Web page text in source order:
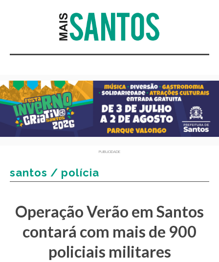
PUBLICIDADE
santos / polícia
Operação Verão em Santos
contará com mais de 900
policiais militares